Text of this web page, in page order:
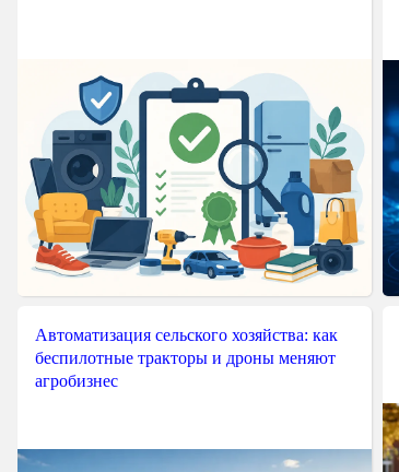
Автоматизация сельского хозяйства: как
беспилотные тракторы и дроны меняют
агробизнес